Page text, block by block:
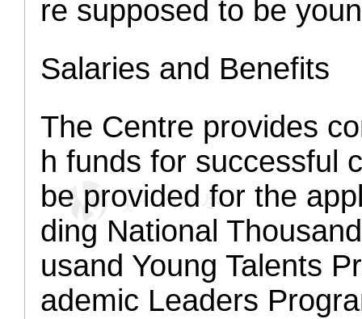
re supposed to be
Salaries and Benefits
The Centre provides
h funds for successful
be provided for the
ding National
usand Young Talents
ademic Leaders